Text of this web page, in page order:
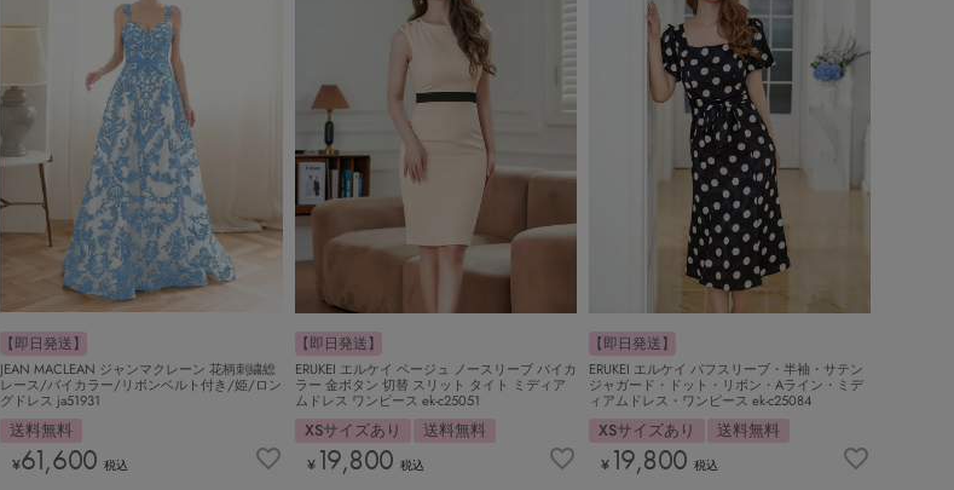
【即日発送】
JEAN MACLEAN ジャンマクレーン 花柄刺繍総
レース/バイカラー/リボンベルト付き/姫/ロン
グドレス ja51931
送料無料
¥61,600 税込
【即日発送】
ERUKEI エルケイ ベージュ ノースリーブ バイカ
ラー 金ボタン 切替 スリット タイト ミディア
ムドレス ワンピース ek-c25051
XSサイズあり 送料無料
¥19,800 税込
【即日発送】
ERUKEI エルケイ パフスリーブ・半袖・サテン
ジャガード・ドット・リボン・Aライン・ミデ
ィアムドレス・ワンピース ek-c25084
XSサイズあり 送料無料
¥19,800 税込